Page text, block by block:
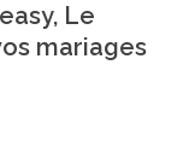
Le
mariages